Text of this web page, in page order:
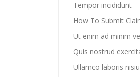
Tempor incididunt
How To Submit
Ut enim ad minim
Quis nostrud
Ullamco laboris